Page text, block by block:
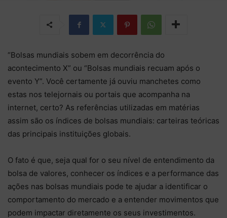
“Bolsas mundiais sobem em decorrência do
acontecimento X” ou “Bolsas mundiais recuam após o
evento Y”. Você certamente já ouviu manchetes como
estas nos telejornais ou portais que acompanha na
internet, certo? As referências utilizadas em matérias
assim são os índices de bolsas mundiais: carteiras teóricas
das principais instituições globais.
O fato é que, seja qual for o seu nível de entendimento da
bolsa de valores, conhecer os índices e a performance das
ações nas bolsas mundiais pode te ajudar a identificar o
comportamento do mercado e a entender movimentos que
podem impactar diretamente os seus investimentos.